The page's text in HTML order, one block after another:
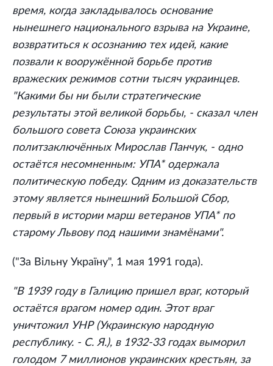
время, когда закладывалось основание
нынешнего национального взрыва на Украине,
возвратиться к осознанию тех идей, какие
позвали к вооружённой борьбе против
вражеских режимов сотни тысяч украинцев.
"Какими бы ни были стратегические
результаты этой великой борьбы, - сказал член
большого совета Союза украинских
политзаключённых Мирослав Панчук, - одно
остаётся несомненным: УПА* одержала
политическую победу. Одним из доказательств
этому является нынешний Большой Сбор,
первый в истории марш ветеранов УПА* по
старому Львову под нашими знамёнами".
("За Вiльну Украïну", 1 мая 1991 года).
"В 1939 году в Галицию пришел враг, который
остаётся врагом номер один. Этот враг
уничтожил УНР (Украинскую народную
республику. - С. Я.), в 1932-33 годах выморил
голодом 7 миллионов украинских крестьян, за